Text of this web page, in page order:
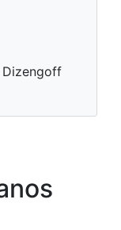
Dizengoff